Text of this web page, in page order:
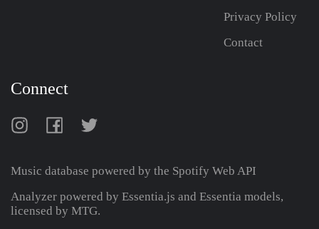
Privacy Policy
Contact
Connect
Music database powered by the Spotify Web API
Analyzer powered by Essentia.js and Essentia models,
licensed by MTG.